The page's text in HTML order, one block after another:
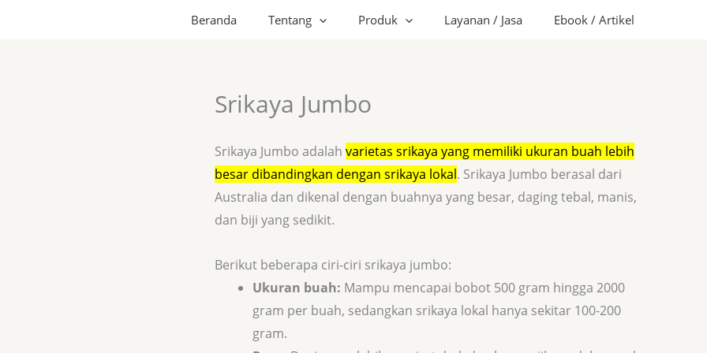
Beranda Tentang Produk Layanan / Jasa Ebook / Artikel
Srikaya Jumbo
Srikaya Jumbo adalah varietas srikaya yang memiliki ukuran buah lebih
besar dibandingkan dengan srikaya lokal. Srikaya Jumbo berasal dari
Australia dan dikenal dengan buahnya yang besar, daging tebal, manis,
dan biji yang sedikit.
Berikut beberapa ciri-ciri srikaya jumbo:
Ukuran buah: Mampu mencapai bobot 500 gram hingga 2000
gram per buah, sedangkan srikaya lokal hanya sekitar 100-200
gram.